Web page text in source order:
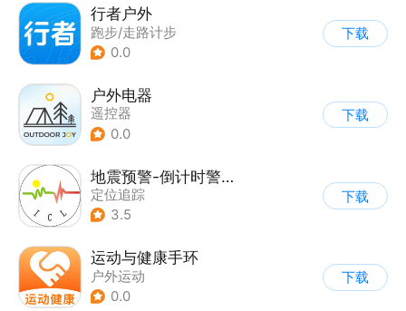
行者户外
跑步/走路计步
0.0
下载
户外电器
遥控器
0.0
下载
地震预警-倒计时警报
定位追踪
3.5
下载
运动与健康手环
户外运动
0.0
下载